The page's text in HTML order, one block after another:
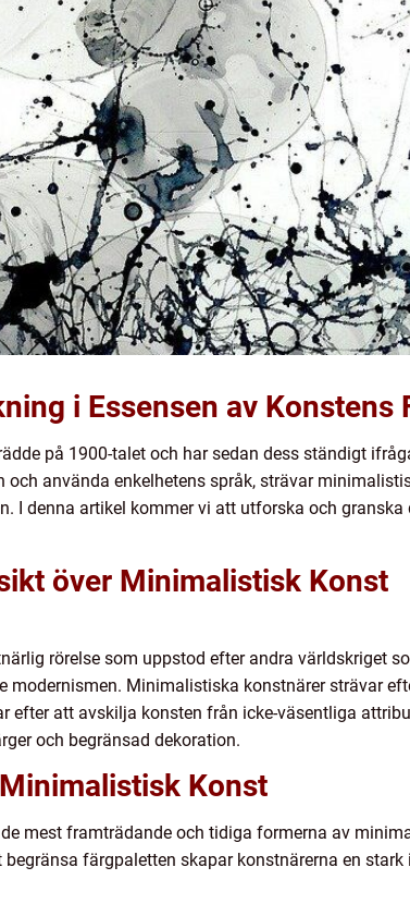
i Essensen av Konstens
på 1900-talet och har sedan dess ständigt
använda enkelhetens språk, strävar
I denna artikel kommer vi att utforska och
över Minimalistisk Konst
rörelse som uppstod efter andra världskriget
Minimalistiska konstnärer strävar
efter att avskilja konsten från icke-väsentliga
och begränsad dekoration.
Konst
mest framträdande och tidiga formerna av
färgpaletten skapar konstnärerna en